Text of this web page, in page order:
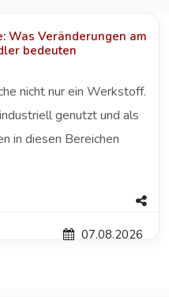
Was Veränderungen am
bedeuten
nicht nur ein Werkstoff.
genutzt und als
in diesen Bereichen
07.08.2026